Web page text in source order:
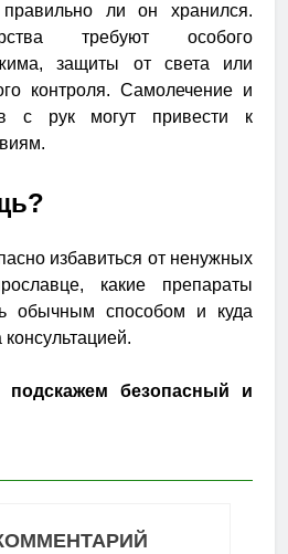
ли он хранился.
требуют особого
защиты от света или
контроля. Самолечение и
с рук могут привести к
избавиться от ненужных
какие препараты
обычным способом и куда
подскажем безопасный и